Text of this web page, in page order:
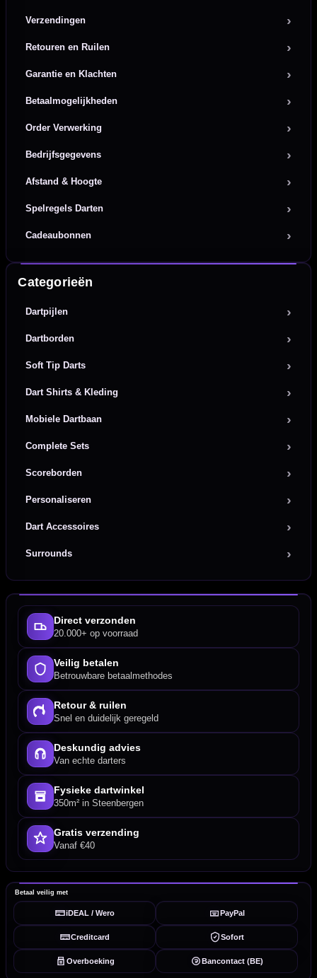
Verzendingen
Retouren en Ruilen
Garantie en Klachten
Betaalmogelijkheden
Order Verwerking
Bedrijfsgegevens
Afstand & Hoogte
Spelregels Darten
Cadeaubonnen
Categorieën
Dartpijlen
Dartborden
Soft Tip Darts
Dart Shirts & Kleding
Mobiele Dartbaan
Complete Sets
Scoreborden
Personaliseren
Dart Accessoires
Surrounds
Direct verzonden
20.000+ op voorraad
Veilig betalen
Betrouwbare betaalmethodes
Retour & ruilen
Snel en duidelijk geregeld
Deskundig advies
Van echte darters
Fysieke dartwinkel
350m² in Steenbergen
Gratis verzending
Vanaf €40
Betaal veilig met
iDEAL / Wero PayPal
Creditcard Sofort
Overboeking Bancontact (BE)